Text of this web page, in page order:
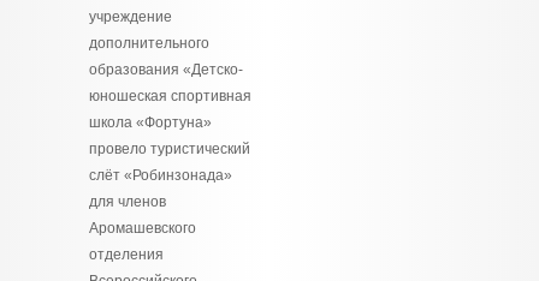
учреждение
дополнительного
образования «Детско-
юношеская спортивная
школа «Фортуна»
провело туристический
слёт «Робинзонада»
для членов
Аромашевского
отделения